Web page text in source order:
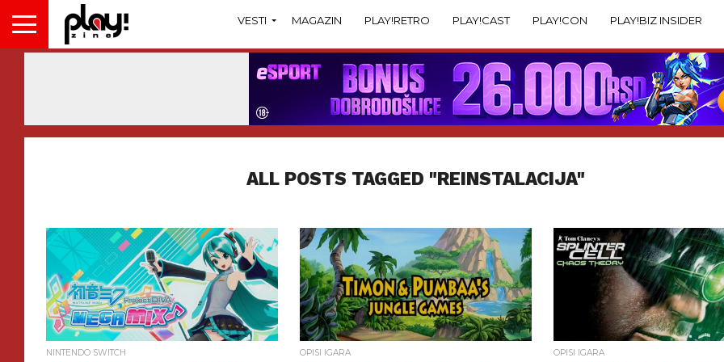
VESTI MAGAZIN PLAY!RETRO PLAY!CAST PLAY!CON PLAY!BIZ INSIDER
ALL POSTS TAGGED "REINSTALACIJA"
NINTENDO SWITCH OPISI IGARA OPISI IGARA